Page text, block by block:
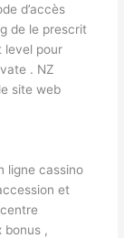
d’accès
de le prescrit
level pour
. NZ
site web
ligne cassino
et
bonus ,